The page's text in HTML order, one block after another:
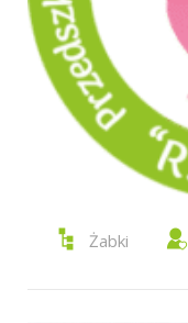
Żabki